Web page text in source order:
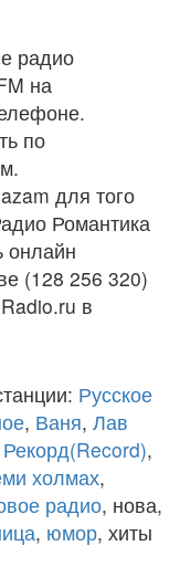
радио
на
по
для того
Романтика
онлайн
(128 256 320)
в
Русское
, Ваня, Лав
Рекорд(Record),
холмах,
радио, нова,
, юмор, хиты